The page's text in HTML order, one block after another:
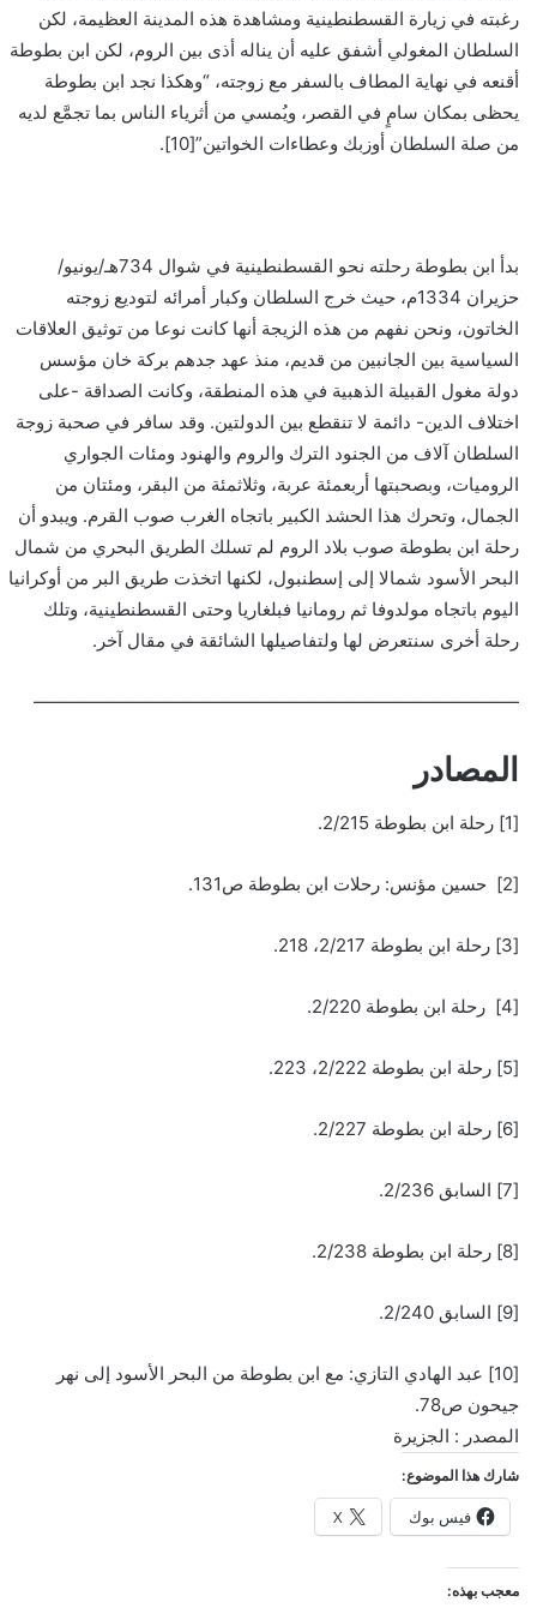
رغبته في زيارة القسطنطينية ومشاهدة هذه المدينة العظيمة، لكن
السلطان المغولي أشفق عليه أن يناله أذى بين الروم، لكن ابن بطوطة
أقنعه في نهاية المطاف بالسفر مع زوجته، “وهكذا نجد ابن بطوطة
يحظى بمكان سامٍ في القصر، ويُمسي من أثرياء الناس بما تجمَّع لديه
من صلة السلطان أوزبك وعطاءات الخواتين”[10].
بدأ ابن بطوطة رحلته نحو القسطنطينية في شوال 734هـ/يونيو/
حزيران 1334م، حيث خرج السلطان وكبار أمرائه لتوديع زوجته
الخاتون، ونحن نفهم من هذه الزيجة أنها كانت نوعا من توثيق العلاقات
السياسية بين الجانبين من قديم، منذ عهد جدهم بركة خان مؤسس
دولة مغول القبيلة الذهبية في هذه المنطقة، وكانت الصداقة -على
اختلاف الدين- دائمة لا تنقطع بين الدولتين. وقد سافر في صحبة زوجة
السلطان آلاف من الجنود الترك والروم والهنود ومئات الجواري
الروميات، وبصحبتها أربعمئة عربة، وثلاثمئة من البقر، ومئتان من
الجمال، وتحرك هذا الحشد الكبير باتجاه الغرب صوب القرم. ويبدو أن
رحلة ابن بطوطة صوب بلاد الروم لم تسلك الطريق البحري من شمال
البحر الأسود شمالا إلى إسطنبول، لكنها اتخذت طريق البر من أوكرانيا
اليوم باتجاه مولدوفا ثم رومانيا فبلغاريا وحتى القسطنطينية، وتلك
رحلة أخرى سنتعرض لها ولتفاصيلها الشائقة في مقال آخر.
———————————————————————————
المصادر
[1] رحلة ابن بطوطة 2/215.
[2] حسين مؤنس: رحلات ابن بطوطة ص131.
[3] رحلة ابن بطوطة 2/217، 218.
[4] رحلة ابن بطوطة 2/220.
[5] رحلة ابن بطوطة 2/222، 223.
[6] رحلة ابن بطوطة 2/227.
[7] السابق 2/236.
[8] رحلة ابن بطوطة 2/238.
[9] السابق 2/240.
[10] عبد الهادي التازي: مع ابن بطوطة من البحر الأسود إلى نهر
جيحون ص78.
المصدر : الجزيرة
شارك هذا الموضوع:
فيس بوك X
معجب بهذه: